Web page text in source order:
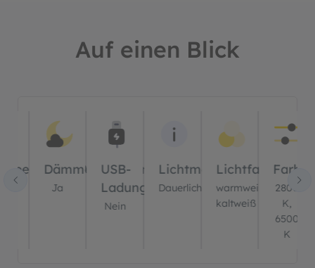
Auf einen Blick
Dämmerungssensor?
Ja
USB-
Ladung?
Nein
Lichtmodus
Dauerlicht
Lichtfarbe(n)
warmweiß,
kaltweiß
2800
K,
6500
K